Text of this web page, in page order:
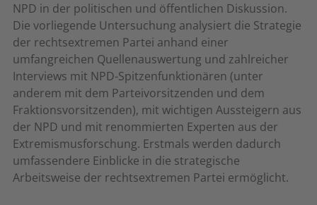
NPD in der politischen und öffentlichen Diskussion.
Die vorliegende Untersuchung analysiert die Strategie
der rechtsextremen Partei anhand einer
umfangreichen Quellenauswertung und zahlreicher
Interviews mit NPD-Spitzenfunktionären (unter
anderem mit dem Parteivorsitzenden und dem
Fraktionsvorsitzenden), mit wichtigen Aussteigern aus
der NPD und mit renommierten Experten aus der
Extremismusforschung. Erstmals werden dadurch
umfassendere Einblicke in die strategische
Arbeitsweise der rechtsextremen Partei ermöglicht.